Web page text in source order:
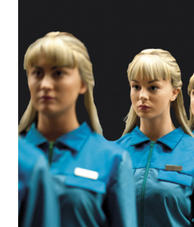
Verlag
Handel
Service
Newsletter